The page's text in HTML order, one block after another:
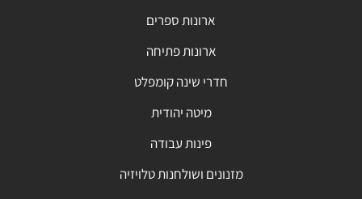
ארונות ספרים
ארונות פתיחה
חדרי שינה קומפלט
מיטה יהודית
פינות עבודה
מזנונים ושולחנות טלויזיה